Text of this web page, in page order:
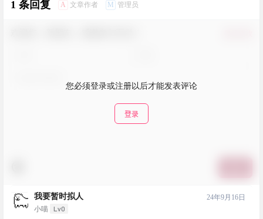
1 条回复 A 文章作者 M 管理员
您必须登录或注册以后才能发表评论
登录
我要暂时拟人
小喵 Lv0
24年9月16日